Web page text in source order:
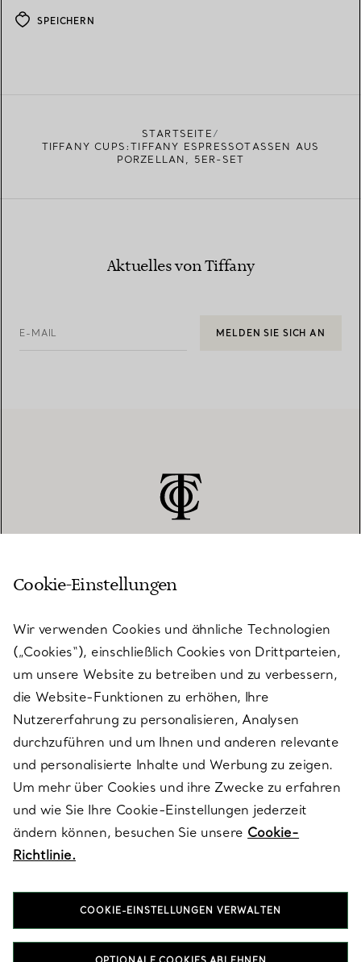
SPEICHERN
STARTSEITE
TIFFANY CUPS:TIFFANY ESPRESSOTASSEN AUS
PORZELLAN, 5ER-SET
Aktuelles von Tiffany
E-MAIL MELDEN SIE SICH AN
KUNDENSERVICE
SERVICES
ÜBER TIFFANY & CO.
RECHTLICHE HINWEISE
FOLGEN SIE UNS
Cookie-Einstellungen
Wir verwenden Cookies und ähnliche Technologien
(„Cookies“), einschließlich Cookies von Drittparteien,
um unsere Website zu betreiben und zu verbessern,
die Website-Funktionen zu erhöhen, Ihre
Nutzererfahrung zu personalisieren, Analysen
durchzuführen und um Ihnen und anderen relevante
und personalisierte Inhalte und Werbung zu zeigen.
Um mehr über Cookies und ihre Zwecke zu erfahren
und wie Sie Ihre Cookie-Einstellungen jederzeit
ändern können, besuchen Sie unsere Cookie-
Richtlinie.
COOKIE-EINSTELLUNGEN VERWALTEN